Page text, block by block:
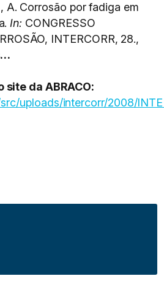
A. Corrosão por fadiga em
In: CONGRESSO
INTERCORR, 28.,
da ABRACO:
uploads/intercorr/2008/